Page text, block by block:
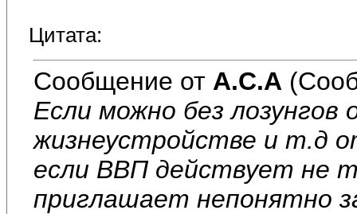
Цитата:
Сообщение от А.С.А
Если можно без лозунгов
жизнеустройстве и т.д
если ВВП действует не
приглашает непонятно